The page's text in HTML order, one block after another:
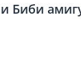
Биби